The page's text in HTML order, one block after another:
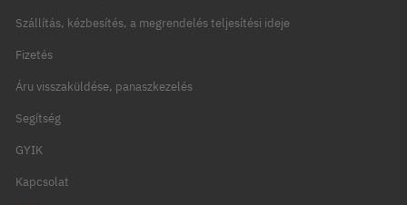
Szállítás, kézbesítés, a megrendelés teljesítési ideje
Fizetés
Áru visszaküldése, panaszkezelés
Segítség
GYIK
Kapcsolat